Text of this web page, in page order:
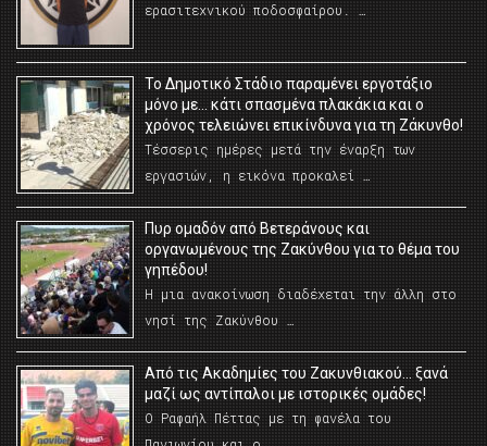
ερασιτεχνικού ποδοσφαίρου. …
Το Δημοτικό Στάδιο παραμένει εργοτάξιο
μόνο με… κάτι σπασμένα πλακάκια και ο
χρόνος τελειώνει επικίνδυνα για τη Ζάκυνθο!
Τέσσερις ημέρες μετά την έναρξη των
εργασιών, η εικόνα προκαλεί …
Πυρ ομαδόν από Βετεράνους και
οργανωμένους της Ζακύνθου για το θέμα του
γηπέδου!
Η μια ανακοίνωση διαδέχεται την άλλη στο
νησί της Ζακύνθου …
Από τις Ακαδημίες του Ζακυνθιακού… ξανά
μαζί ως αντίπαλοι με ιστορικές ομάδες!
Ο Ραφαήλ Πέττας με τη φανέλα του